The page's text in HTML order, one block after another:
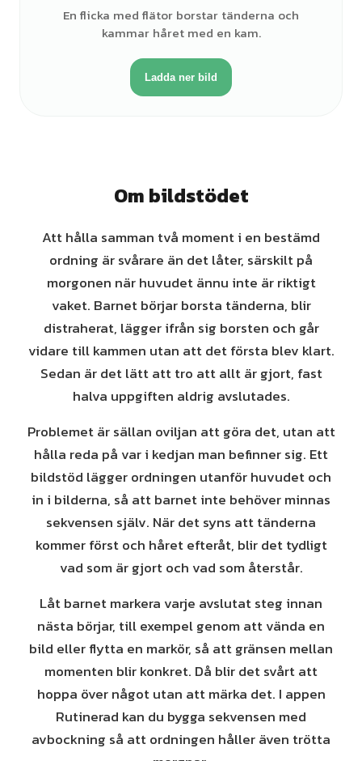
En flicka med flätor borstar tänderna och
kammar håret med en kam.
Ladda ner bild
Om bildstödet
Att hålla samman två moment i en bestämd
ordning är svårare än det låter, särskilt på
morgonen när huvudet ännu inte är riktigt
vaket. Barnet börjar borsta tänderna, blir
distraherat, lägger ifrån sig borsten och går
vidare till kammen utan att det första blev klart.
Sedan är det lätt att tro att allt är gjort, fast
halva uppgiften aldrig avslutades.
Problemet är sällan oviljan att göra det, utan att
hålla reda på var i kedjan man befinner sig. Ett
bildstöd lägger ordningen utanför huvudet och
in i bilderna, så att barnet inte behöver minnas
sekvensen själv. När det syns att tänderna
kommer först och håret efteråt, blir det tydligt
vad som är gjort och vad som återstår.
Låt barnet markera varje avslutat steg innan
nästa börjar, till exempel genom att vända en
bild eller flytta en markör, så att gränsen mellan
momenten blir konkret. Då blir det svårt att
hoppa över något utan att märka det. I appen
Rutinerad kan du bygga sekvensen med
avbockning så att ordningen håller även trötta